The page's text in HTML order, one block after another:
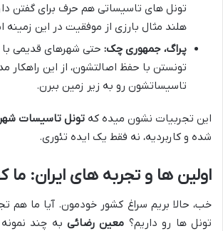
تونل های تاسیساتی هم حرف برای گفتن
هلند مثال بارزی از موفقیت در این
پراگ، جمهوری چک: حتی شهرهای قدیمی
تونستن با حفظ اصالتشون، از این راهکار
تاسیساتشون رو به زیر زمین ببرن.
این تجربیات نشون میده که تونل تاسیسات
شده و کاربردیه، نه فقط یک ایده تئوری.
اولین ها و تجربه های ایران: ما
خب، حالا بریم سراغ کشور خودمون. آیا ما هم
تونل ها رو داریم؟ معین رضائی به چند